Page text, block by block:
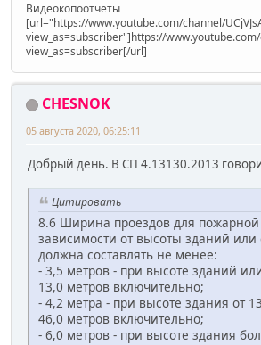
Видеокопоотчеты
[url="https://www.youtube.com/channel/
view_as=subscriber"]https://
view_as=subscriber[/url]
CHESNOK
05 августа 2020, 06:25:11
Добрый день. В СП 4.13130.2013
Цитировать
8.6 Ширина проездов для пожарной
зависимости от высоты зданий
должна составлять не менее:
- 3,5 метров - при высоте зданий
13,0 метров включительно;
- 4,2 метра - при высоте здания от
46,0 метров включительно;
- 6,0 метров - при высоте здания